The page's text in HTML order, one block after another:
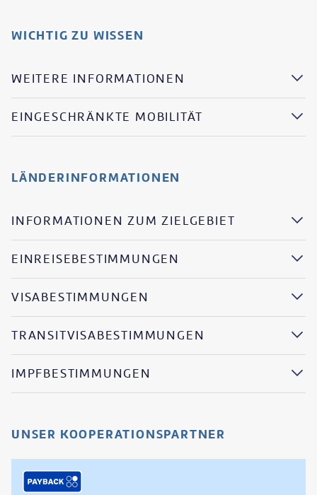
WICHTIG ZU WISSEN
WEITERE INFORMATIONEN
EINGESCHRÄNKTE MOBILITÄT
LÄNDERINFORMATIONEN
INFORMATIONEN ZUM ZIELGEBIET
EINREISEBESTIMMUNGEN
VISABESTIMMUNGEN
TRANSITVISABESTIMMUNGEN
IMPFBESTIMMUNGEN
UNSER KOOPERATIONSPARTNER